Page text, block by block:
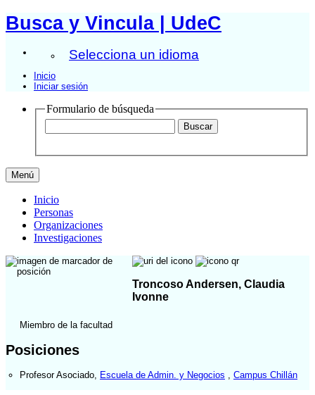
Busca y Vincula | UdeC
Selecciona un idioma
Inicio
Iniciar sesión
Formulario de búsqueda
Menú
Inicio
Personas
Organizaciones
Investigaciones
Troncoso Andersen, Claudia
Ivonne
Miembro de la facultad
Posiciones
Profesor Asociado Escuela de Admin. y Negocios Campus Chillán